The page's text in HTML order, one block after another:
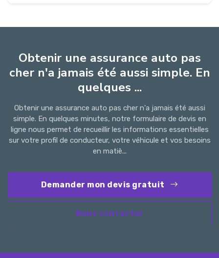
Obtenir une assurance auto pas
cher n'a jamais été aussi simple. En
quelques ...
Obtenir une assurance auto pas cher n'a jamais été aussi
simple. En quelques minutes, notre formulaire de devis en
ligne nous permet de recueillir les informations essentielles
sur votre profil de conducteur, votre véhicule et vos besoins
en matiè...
Demander mon devis gratuit
Nous contacter